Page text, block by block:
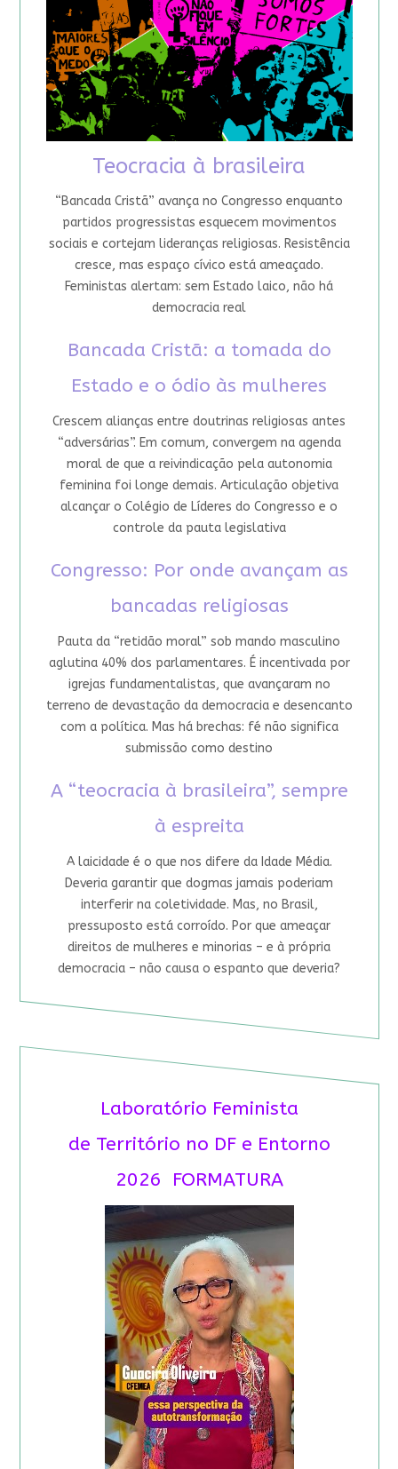
Teocracia à brasileira
“Bancada Cristã” avança no Congresso enquanto
partidos progressistas esquecem movimentos
sociais e cortejam lideranças religiosas. Resistência
cresce, mas espaço cívico está ameaçado.
Feministas alertam: sem Estado laico, não há
democracia real
Bancada Cristã: a tomada do
Estado e o ódio às mulheres
Crescem alianças entre doutrinas religiosas antes
“adversárias”. Em comum, convergem na agenda
moral de que a reivindicação pela autonomia
feminina foi longe demais. Articulação objetiva
alcançar o Colégio de Líderes do Congresso e o
controle da pauta legislativa
Congresso: Por onde avançam as
bancadas religiosas
Pauta da “retidão moral” sob mando masculino
aglutina 40% dos parlamentares. É incentivada por
igrejas fundamentalistas, que avançaram no
terreno de devastação da democracia e desencanto
com a política. Mas há brechas: fé não significa
submissão como destino
A “teocracia à brasileira”, sempre
à espreita
A laicidade é o que nos difere da Idade Média.
Deveria garantir que dogmas jamais poderiam
interferir na coletividade. Mas, no Brasil,
pressuposto está corroído. Por que ameaçar
direitos de mulheres e minorias – e à própria
democracia – não causa o espanto que deveria?
Laboratório Feminista
de Território no DF e Entorno
2026 FORMATURA